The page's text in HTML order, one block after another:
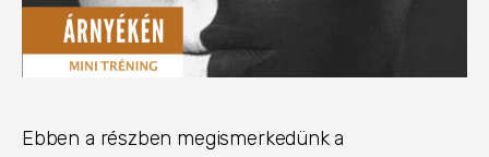
Ebben a részben megismerkedünk a